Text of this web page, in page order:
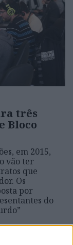
três
Bloco
em 2015,
vão ter
que
Os
por
do